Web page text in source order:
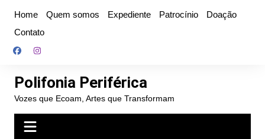
conteúdo
Home Quem somos Expediente Patrocínio
Doação
Contato
Polifonia Periférica
Vozes que Ecoam, Artes que Transformam